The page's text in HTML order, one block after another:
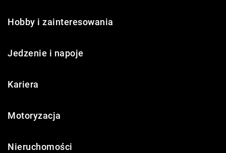
Hobby i zainteresowania
Jedzenie i napoje
Kariera
Motoryzacja
Nieruchomości